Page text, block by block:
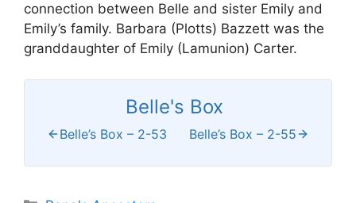
connection between Belle and sister Emily and
Emily’s family. Barbara (Plotts) Bazzett was the
granddaughter of Emily (Lamunion) Carter.
Belle's Box
Belle’s Box – 2-53 Belle’s Box – 2-55